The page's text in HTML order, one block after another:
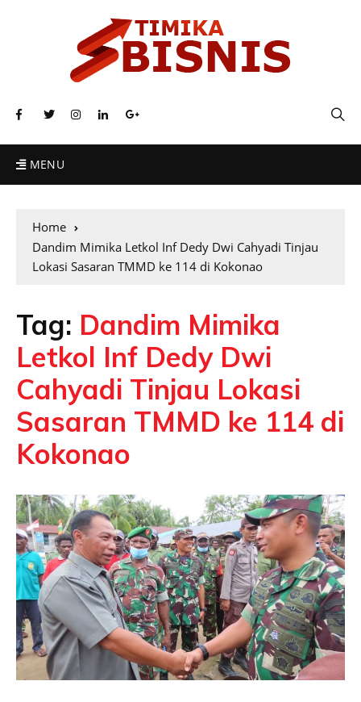
MENU
Home
Dandim Mimika Letkol Inf Dedy Dwi Cahyadi Tinjau
Lokasi Sasaran TMMD ke 114 di Kokonao
Tag: Dandim Mimika
Letkol Inf Dedy Dwi
Cahyadi Tinjau Lokasi
Sasaran TMMD ke 114 di
Kokonao